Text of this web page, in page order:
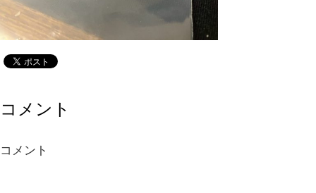
コメント
コメント